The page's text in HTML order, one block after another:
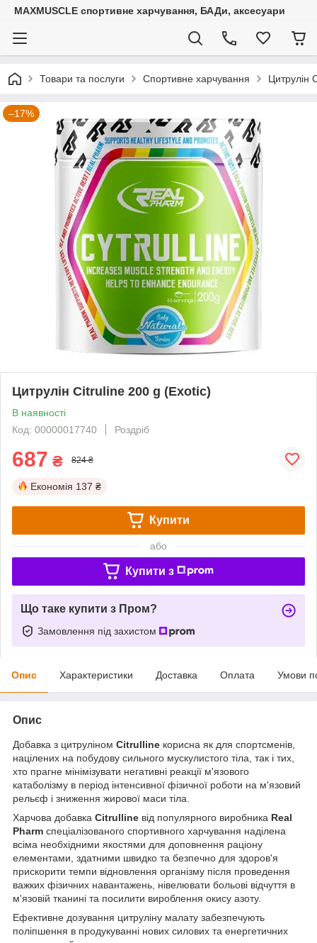
MAXMUSCLE спортивне харчування, БАДи, аксесуари
Товари та послуги Спортивне харчування Цитрулін
–17%
Цитрулін Citruline 200 g (Exotic)
В наявності
Код: 00000017740
Роздріб
687 ₴ 824 ₴
Економія 137 ₴
Купити
або
Купити з
Що таке купити з Пром?
Замовлення під захистом
Опис Характеристики Доставка Оплата Умови
Опис
Добавка з цитруліном Citrulline корисна як для спортсменів,
націлених на побудову сильного мускулистого тіла, так і тих,
хто прагне мінімізувати негативні реакції м'язового
катаболізму в період інтенсивної фізичної роботи на м'язовий
рельєф і зниження жирової маси тіла.
Харчова добавка Citrulline від популярного виробника Real
Pharm спеціалізованого спортивного харчування наділена
всіма необхідними якостями для доповнення раціону
елементами, здатними швидко та безпечно для здоров'я
прискорити темпи відновлення організму після проведення
важких фізичних навантажень, нівелювати больові відчуття в
м'язовій тканині та посилити вироблення окису азоту.
Ефективне дозування цитруліну малату забезпечують
поліпшення в продукуванні нових силових та енергетичних